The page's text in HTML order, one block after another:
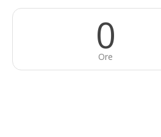
0
Ore